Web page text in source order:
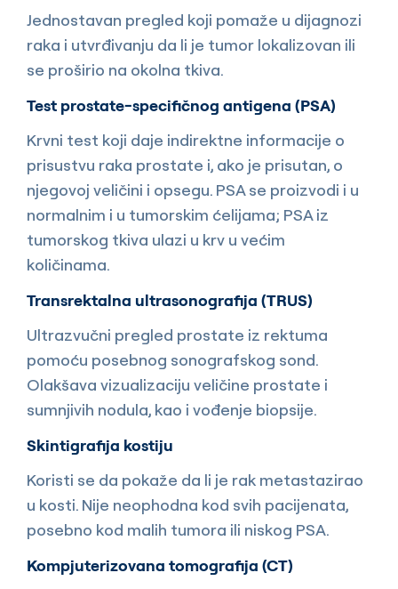
Jednostavan pregled koji pomaže u dijagnozi
raka i utvrđivanju da li je tumor lokalizovan ili
se proširio na okolna tkiva.
Test prostate-specifičnog antigena (PSA)
Krvni test koji daje indirektne informacije o
prisustvu raka prostate i, ako je prisutan, o
njegovoj veličini i opsegu. PSA se proizvodi i u
normalnim i u tumorskim ćelijama; PSA iz
tumorskog tkiva ulazi u krv u većim
količinama.
Transrektalna ultrasonografija (TRUS)
Ultrazvučni pregled prostate iz rektuma
pomoću posebnog sonografskog sond.
Olakšava vizualizaciju veličine prostate i
sumnjivih nodula, kao i vođenje biopsije.
Skintigrafija kostiju
Koristi se da pokaže da li je rak metastazirao
u kosti. Nije neophodna kod svih pacijenata,
posebno kod malih tumora ili niskog PSA.
Kompjuterizovana tomografija (CT)